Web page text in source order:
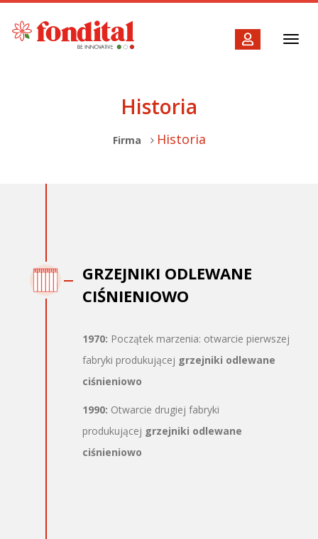
Historia
Firma Historia
GRZEJNIKI ODLEWANE
CIŚNIENIOWO
1970: Początek marzenia: otwarcie pierwszej
fabryki produkującej grzejniki odlewane
ciśnieniowo
1990: Otwarcie drugiej fabryki
produkującej grzejniki odlewane
ciśnieniowo